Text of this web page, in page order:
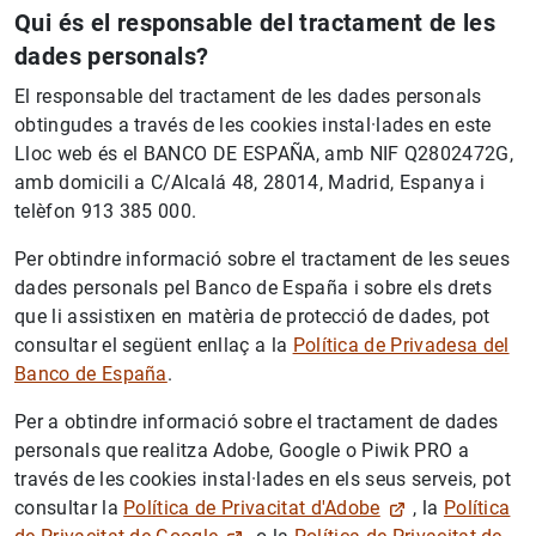
Qui és el responsable del tractament de les
dades personals?
El responsable del tractament de les dades personals
obtingudes a través de les cookies instal·lades en este
Lloc web és el BANCO DE ESPAÑA, amb NIF Q2802472G,
amb domicili a C/Alcalá 48, 28014, Madrid, Espanya i
telèfon 913 385 000.
Per obtindre informació sobre el tractament de les seues
dades personals pel Banco de España i sobre els drets
que li assistixen en matèria de protecció de dades, pot
consultar el següent enllaç a la Política de Privadesa del
Banco de España.
Per a obtindre informació sobre el tractament de dades
personals que realitza Adobe, Google o Piwik PRO a
través de les cookies instal·lades en els seus serveis, pot
consultar la Política de Privacitat d'Adobe , la Política